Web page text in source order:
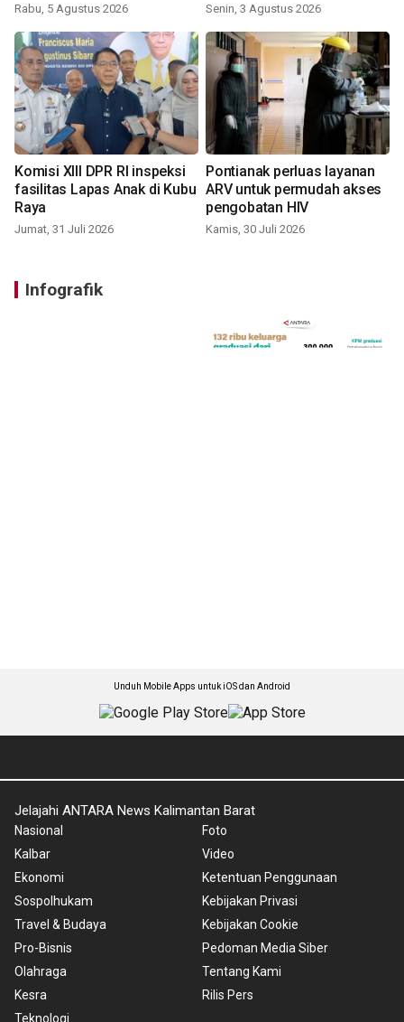
Rabu, 5 Agustus 2026 Senin, 3 Agustus 2026
Komisi XIII DPR RI inspeksi
fasilitas Lapas Anak di Kubu
Raya
Jumat, 31 Juli 2026
Pontianak perluas layanan
ARV untuk permudah akses
pengobatan HIV
Kamis, 30 Juli 2026
Infografik
Unduh Mobile Apps untuk iOS dan Android
Jelajahi ANTARA News Kalimantan Barat
Nasional
Kalbar
Ekonomi
Sospolhukam
Travel & Budaya
Pro-Bisnis
Olahraga
Kesra
Teknologi
Foto
Video
Ketentuan Penggunaan
Kebijakan Privasi
Kebijakan Cookie
Pedoman Media Siber
Tentang Kami
Rilis Pers